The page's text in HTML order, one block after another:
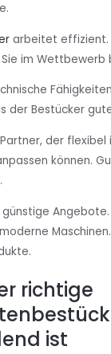
arbeitet effizient.
im Wettbewerb
der Bestücker
der flexibel
können.
richtige
ist